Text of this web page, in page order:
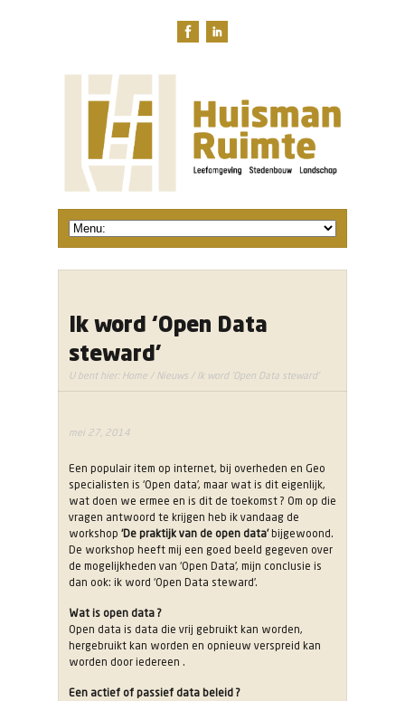
Ik word ‘Open Data
steward’
U bent hier: Home / Nieuws/ Ik word 'Open Data steward'
mei 27, 2014
Een populair item op internet, bij overheden en Geo
specialisten is ‘Open data’, maar wat is dit eigenlijk,
wat doen we ermee en is dit de toekomst ? Om op die
vragen antwoord te krijgen heb ik vandaag de
workshop ‘De praktijk van de open data’bijgewoond.
De workshop heeft mij een goed beeld gegeven over
de mogelijkheden van ‘Open Data’, mijn conclusie is
dan ook: ik word ‘Open Data steward’.
Wat is open data ?
Open data is data die vrij gebruikt kan worden,
hergebruikt kan worden en opnieuw verspreid kan
worden door iedereen .
Een actief of passief data beleid ?